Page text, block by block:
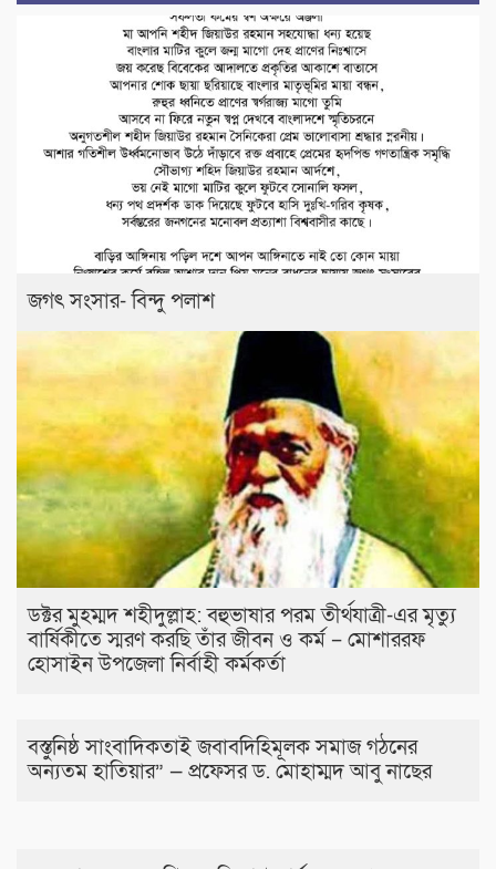
জগৎ সংসার- বিন্দু পলাশ
ডক্টর মুহম্মদ শহীদুল্লাহ: বহুভাষার পরম তীর্থযাত্রী-এর মৃত্যু
বার্ষিকীতে স্মরণ করছি তাঁর জীবন ও কর্ম – মোশাররফ
হোসাইন উপজেলা নির্বাহী কর্মকর্তা
বস্তুনিষ্ঠ সাংবাদিকতাই জবাবদিহিমূলক সমাজ গঠনের
অন্যতম হাতিয়ার” — প্রফেসর ড. মোহাম্মদ আবু নাছের